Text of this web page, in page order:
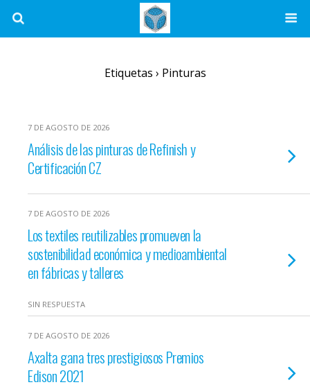
Etiquetas › Pinturas
7 DE AGOSTO DE 2026
Análisis de las pinturas de Refinish y
Certificación CZ
7 DE AGOSTO DE 2026
Los textiles reutilizables promueven la
sostenibilidad económica y medioambiental
en fábricas y talleres
SIN RESPUESTA
7 DE AGOSTO DE 2026
Axalta gana tres prestigiosos Premios
Edison 2021